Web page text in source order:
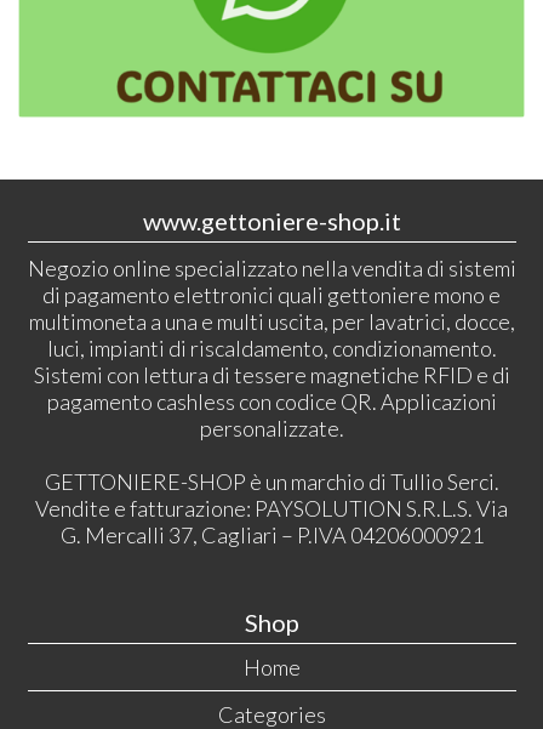
www.gettoniere-shop.it
Negozio online specializzato nella vendita di sistemi
di pagamento elettronici quali gettoniere mono e
multimoneta a una e multi uscita, per lavatrici, docce,
luci, impianti di riscaldamento, condizionamento.
Sistemi con lettura di tessere magnetiche RFID e di
pagamento cashless con codice QR. Applicazioni
personalizzate.
GETTONIERE-SHOP è un marchio di Tullio Serci.
Vendite e fatturazione: PAYSOLUTION S.R.L.S. Via
G. Mercalli 37, Cagliari – P.IVA 04206000921
Shop
Home
Categories